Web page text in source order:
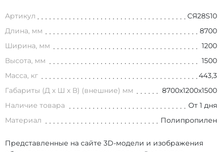
Артикул
СЯ28S10
Длина, мм
8700
Ширина, мм
1200
Высота, мм
1500
Масса, кг
443,3
Габариты (Д х Ш х В) (внешние) мм
8700х1200х1500
Наличие товара
От 1 дня
Материал
Полипропилен
Представленные на сайте 3D-модели и изображения